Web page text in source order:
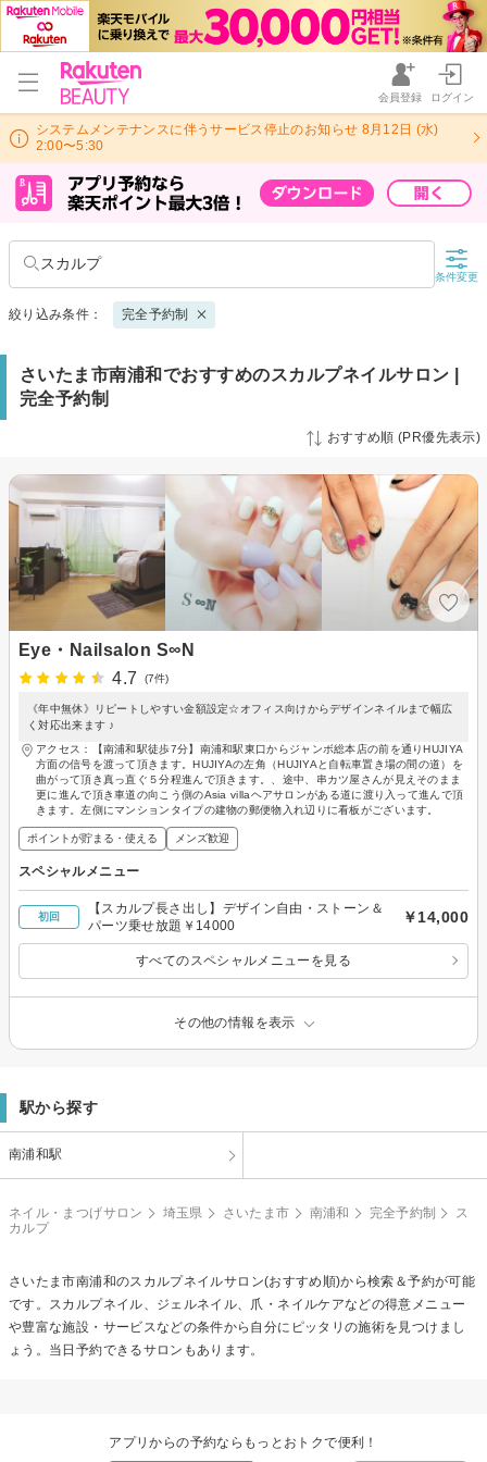
会員登録 ログイン
システムメンテナンスに伴うサービス停止のお知らせ 8月12日 (水)
2:00〜5:30
スカルプ
条件変更
絞り込み条件： 完全予約制
さいたま市南浦和でおすすめのスカルプネイルサロン |
完全予約制
おすすめ順 (PR優先表示)
Eye・Nailsalon S∞N
4.7
(7件)
《年中無休》リピートしやすい金額設定☆オフィス向けからデザインネイルまで幅広
く対応出来ます ♪
アクセス：【南浦和駅徒歩7分】南浦和駅東口からジャンボ総本店の前を通りHUJIYA
方面の信号を渡って頂きます。HUJIYAの左角（HUJIYAと自転車置き場の間の道）を
曲がって頂き真っ直ぐ５分程進んで頂きます。、途中、串カツ屋さんが見えそのまま
更に進んで頂き車道の向こう側のAsia villaヘアサロンがある道に渡り入って進んで頂
きます。左側にマンションタイプの建物の郵便物入れ辺りに看板がございます。
ポイントが貯まる・使える メンズ歓迎
スペシャルメニュー
初回
【スカルプ長さ出し】デザイン自由・ストーン＆
パーツ乗せ放題￥14000
￥14,000
すべてのスペシャルメニューを見る
その他の情報を表示
駅から探す
南浦和駅
ネイル・まつげサロン 埼玉県 さいたま市 南浦和 完全予約制
ス
カルプ
さいたま市南浦和のスカルプネイルサロン(おすすめ順)から検索＆予約が可能
です。スカルプネイル、ジェルネイル、爪・ネイルケアなどの得意メニュー
や豊富な施設・サービスなどの条件から自分にピッタリの施術を見つけまし
ょう。当日予約できるサロンもあります。
アプリからの予約ならもっとおトクで便利！